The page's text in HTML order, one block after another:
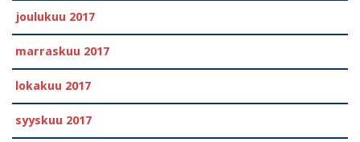
joulukuu 2017
marraskuu 2017
lokakuu 2017
syyskuu 2017